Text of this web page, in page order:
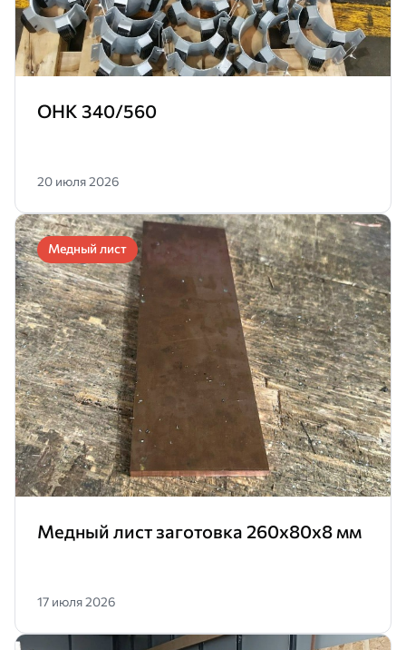
ОНК 340/560
20 июля 2026
Медный лист
Медный лист заготовка 260х80х8 мм
17 июля 2026